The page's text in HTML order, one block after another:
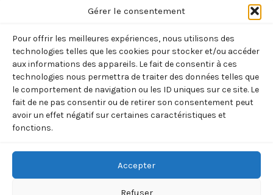
Gérer le consentement
Pour offrir les meilleures expériences, nous utilisons des
technologies telles que les cookies pour stocker et/ou accéder
aux informations des appareils. Le fait de consentir à ces
technologies nous permettra de traiter des données telles que
le comportement de navigation ou les ID uniques sur ce site. Le
fait de ne pas consentir ou de retirer son consentement peut
avoir un effet négatif sur certaines caractéristiques et
fonctions.
Accepter
Refuser
TOMBE PAS EN
HIVER (COMBES
BRUNO)
19,95 €
Ajouter
panier
Non classé
ORACLE DES
PLUMES
(FEERIE FANNY)
13,90€ TTC
panier
– TOME 21 –
VOL21
(YUKIMURA
MAKOTO)
7,95€ TTC
au